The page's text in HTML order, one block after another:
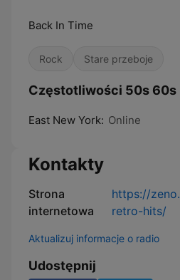
Back In Time
Rock Stare przeboje
Częstotliwości 50s 60s
East New York: Online
Kontakty
Strona
internetowa
https://
retro-hits/
Aktualizuj informacje o radio
Udostępnij